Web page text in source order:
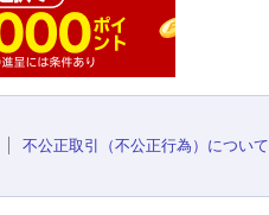
不公正取引（不公正行為）について